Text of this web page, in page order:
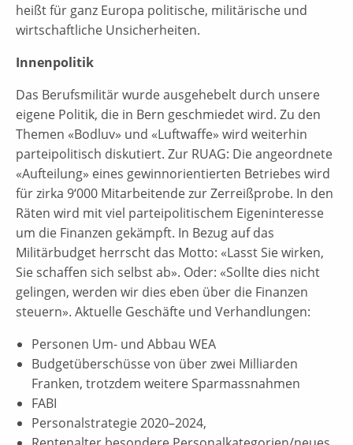
heißt für ganz Europa politische, militärische und
wirtschaftliche Unsicherheiten.
Innenpolitik
Das Berufsmilitär wurde ausgehebelt durch unsere
eigene Politik, die in Bern geschmiedet wird. Zu den
Themen «Bodluv» und «Luftwaffe» wird weiterhin
parteipolitisch diskutiert. Zur RUAG: Die angeordnete
«Aufteilung» eines gewinnorientierten Betriebes wird
für zirka 9‘000 Mitarbeitende zur Zerreißprobe. In den
Räten wird mit viel parteipolitischem Eigeninteresse
um die Finanzen gekämpft. In Bezug auf das
Militärbudget herrscht das Motto: «Lasst Sie wirken,
Sie schaffen sich selbst ab». Oder: «Sollte dies nicht
gelingen, werden wir dies eben über die Finanzen
steuern». Aktuelle Geschäfte und Verhandlungen:
Personen Um- und Abbau WEA
Budgetüberschüsse von über zwei Milliarden
Franken, trotzdem weitere Sparmassnahmen
FABI
Personalstrategie 2020–2024,